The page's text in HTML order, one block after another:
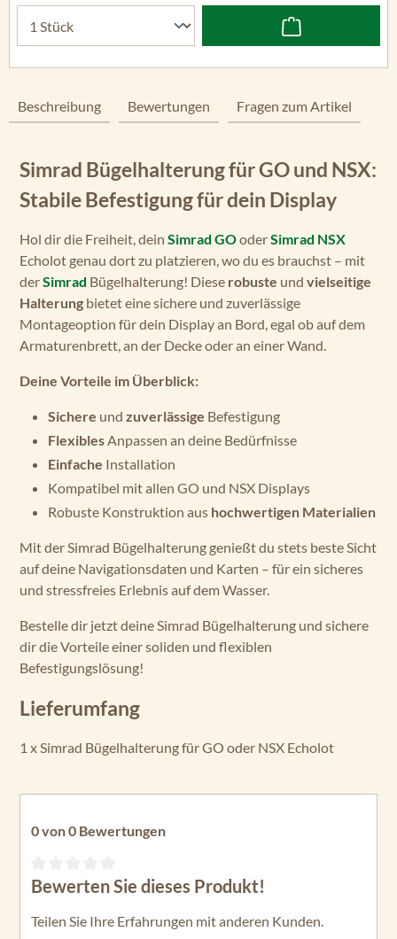
Beschreibung Bewertungen Fragen zum Artikel
Simrad Bügelhalterung für GO und NSX:
Stabile Befestigung für dein Display
Hol dir die Freiheit, dein Simrad GOoderSimrad NSX
Echolot genau dort zu platzieren, wo du es brauchst – mit
derSimrad Bügelhalterung! Diese robuste und vielseitige
Halterung bietet eine sichere und zuverlässige
Montageoption für dein Display an Bord, egal ob auf dem
Armaturenbrett, an der Decke oder an einer Wand.
Deine Vorteile im Überblick:
Sichere und zuverlässige Befestigung
FlexiblesAnpassen an deine Bedürfnisse
Einfache Installation
Kompatibel mit allen GO und NSX Displays
Robuste Konstruktion aus hochwertigen Materialien
Mit der Simrad Bügelhalterung genießt du stets beste Sicht
auf deine Navigationsdaten und Karten – für ein sicheres
und stressfreies Erlebnis auf dem Wasser.
Bestelle dir jetzt deine Simrad Bügelhalterung und sichere
dir die Vorteile einer soliden und flexiblen
Befestigungslösung!
Lieferumfang
1 x Simrad Bügelhalterung für GO oder NSX Echolot
0 von 0 Bewertungen
Durchschnittliche Bewertung von 0 von 5 Sternen
Bewerten Sie dieses Produkt!
Teilen Sie Ihre Erfahrungen mit anderen Kunden.